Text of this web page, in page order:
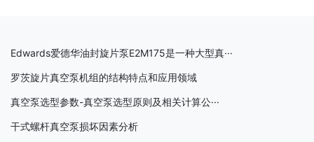
Edwards爱德华油封旋片泵E2M175是一种大型真···
罗茨旋片真空泵机组的结构特点和应用领域
真空泵选型参数-真空泵选型原则及相关计算公···
干式螺杆真空泵损坏因素分析